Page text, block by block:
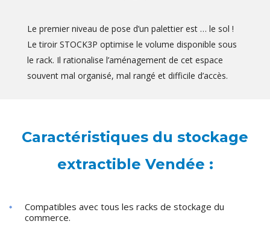
Le premier niveau de pose d’un palettier est … le sol !
Le tiroir STOCK3P optimise le volume disponible sous
le rack. Il rationalise l’aménagement de cet espace
souvent mal organisé, mal rangé et difficile d’accès.
Caractéristiques du stockage
extractible Vendée :
Compatibles avec tous les racks de stockage du
commerce.